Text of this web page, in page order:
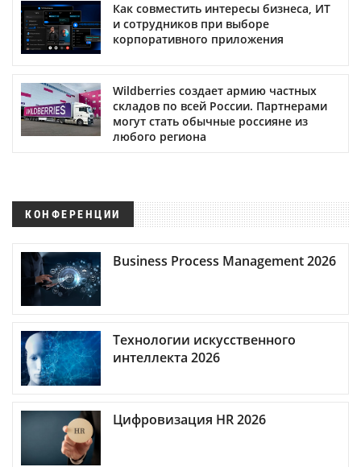
Как совместить интересы бизнеса, ИТ
и сотрудников при выборе
корпоративного приложения
Wildberries создает армию частных
складов по всей России. Партнерами
могут стать обычные россияне из
любого региона
КОНФЕРЕНЦИИ
Business Process Management 2026
Технологии искусственного
интеллекта 2026
Цифровизация HR 2026